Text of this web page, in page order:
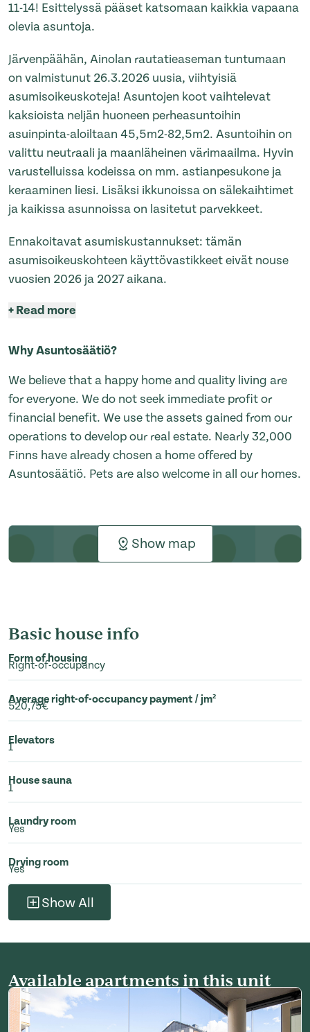
11-14! Esittelyssä pääset katsomaan kaikkia vapaana
olevia asuntoja.
Järvenpäähän, Ainolan rautatieaseman tuntumaan
on valmistunut 26.3.2026 uusia, viihtyisiä
asumisoikeuskoteja! Asuntojen koot vaihtelevat
kaksioista neljän huoneen perheasuntoihin
asuinpinta-aloiltaan 45,5m2-82,5m2. Asuntoihin on
valittu neutraali ja maanläheinen värimaailma. Hyvin
varustelluissa kodeissa on mm. astianpesukone ja
keraaminen liesi. Lisäksi ikkunoissa on sälekaihtimet
ja kaikissa asunnoissa on lasitetut parvekkeet.
Ennakoitavat asumiskustannukset: tämän
asumisoikeuskohteen käyttövastikkeet eivät nouse
vuosien 2026 ja 2027 aikana.
+Read more
Why Asuntosäätiö?
We believe that a happy home and quality living are
for everyone. We do not seek immediate profit or
financial benefit. We use the assets gained from our
operations to develop our real estate. Nearly 32,000
Finns have already chosen a home offered by
Asuntosäätiö. Pets are also welcome in all our homes.
Show map
Basic house info
Form of housing
Right-of-occupancy
Average right-of-occupancy payment / jm²
520,75€
Elevators
1
House sauna
1
Laundry room
Yes
Drying room
Yes
Show All
Available apartments in this unit